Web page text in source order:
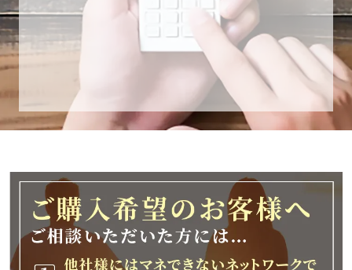
平素は格別のご愛顧を賜り、誠にありがとうご
下記期間を年末年始休業とさせて頂きます。
2025年12月25日(木)～2026年1月8日(木)
2026年1月9日(金)以降、順次対応させて頂きま
す。
ご不便をおかけいたしますが、何卒ご理解の程
よろしくお願いいたします。